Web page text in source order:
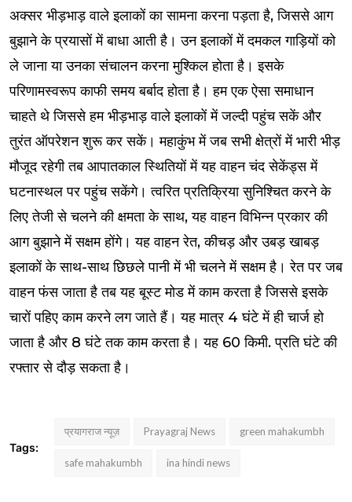
अक्सर भीड़भाड़ वाले इलाकों का सामना करना पड़ता है, जिससे आग
बुझाने के प्रयासों में बाधा आती है। उन इलाकों में दमकल गाड़ियों को
ले जाना या उनका संचालन करना मुश्किल होता है। इसके
परिणामस्वरूप काफी समय बर्बाद होता है। हम एक ऐसा समाधान
चाहते थे जिससे हम भीड़भाड़ वाले इलाकों में जल्दी पहुंच सकें और
तुरंत ऑपरेशन शुरू कर सकें। महाकुंभ में जब सभी क्षेत्रों में भारी भीड़
मौजूद रहेगी तब आपातकाल स्थितियों में यह वाहन चंद सेकेंड्स में
घटनास्थल पर पहुंच सकेंगे। त्वरित प्रतिक्रिया सुनिश्चित करने के
लिए तेजी से चलने की क्षमता के साथ, यह वाहन विभिन्न प्रकार की
आग बुझाने में सक्षम होंगे। यह वाहन रेत, कीचड़ और उबड़ खाबड़
इलाकों के साथ-साथ छिछले पानी में भी चलने में सक्षम है। रेत पर जब
वाहन फंस जाता है तब यह बूस्ट मोड में काम करता है जिससे इसके
चारों पहिए काम करने लग जाते हैं। यह मात्र 4 घंटे में ही चार्ज हो
जाता है और 8 घंटे तक काम करता है। यह 60 किमी. प्रति घंटे की
रफ्तार से दौड़ सकता है।
Tags:
प्रयागराज न्यूज़ Prayagraj News green mahakumbh
safe mahakumbh ina hindi news